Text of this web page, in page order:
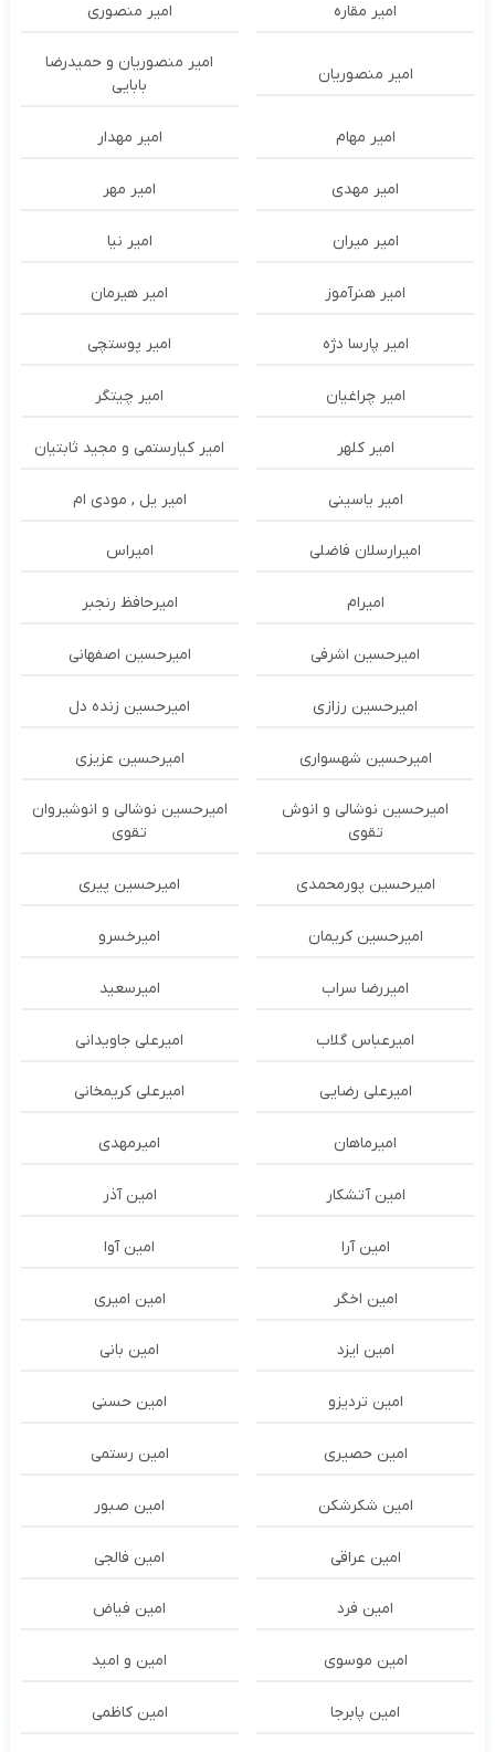
امیر مقاره امیر منصوری
امیر منصوریان
امیر منصوریان و حمیدرضا
بابایی
امیر مهام امیر مهدار
امیر مهدی امیر مهر
امیر میران امیر نیا
امیر هنرآموز امیر هیرمان
امیر پارسا دژه امیر پوستچی
امیر چراغیان امیر چیتگر
امیر کلهر امیر کیارستمی و مجید ثابتیان
امیر یاسینی امیر یل , مودی ام
امیرارسلان فاضلی امیراس
امیرام امیرحافظ رنجبر
امیرحسین اشرفی امیرحسین اصفهانی
امیرحسین رزازی امیرحسین زنده دل
امیرحسین شهسواری امیرحسین عزیزی
امیرحسین نوشالی و انوش
تقوی
امیرحسین نوشالی و انوشیروان
تقوی
امیرحسین پورمحمدی امیرحسین پیری
امیرحسین کریمان امیرخسرو
امیررضا سراب امیرسعید
امیرعباس گلاب امیرعلی جاویدانی
امیرعلی رضایی امیرعلی کریمخانی
امیرماهان امیرمهدی
امین آتشکار امین آذر
امین آرا امین آوا
امین اخگر امین امیری
امین ایزد امین بانی
امین تردیزو امین حسنی
امین حصیری امین رستمی
امین شکرشکن امین صبور
امین عراقی امین فالجی
امین فرد امین فیاض
امین موسوی امین و امید
امین پابرجا امین کاظمی